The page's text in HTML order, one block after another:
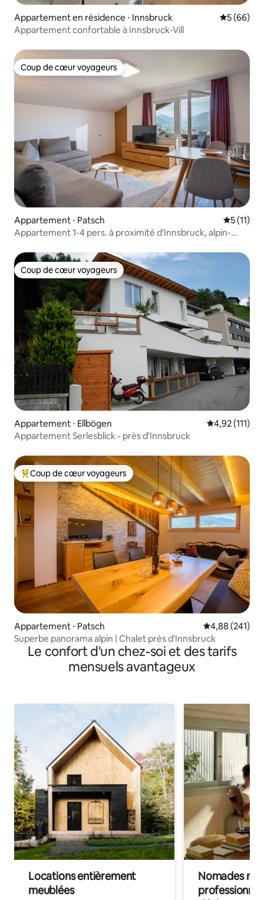
Appartement en résidence ⋅ Innsbruck
5 (66)
Appartement confortable à Innsbruck-Vill
Coup de cœur voyageurs
Coup de cœur voyageurs
Appartement ⋅ Patsch
5 (11)
Appartement 1-4 pers. à proximité d'Innsbruck, alpin-
Coup de cœur voyageurs
Coup de cœur voyageurs
Appartement ⋅ Ellbögen Évaluation
4,92 (111)
Appartement Serlesblick - près d'Innsbruck
Coups de cœur voyageurs les plus appréciés
Coup de cœur voyageurs
Appartement ⋅ Patsch Évaluation
4,88 (241)
Superbe panorama alpin | Chalet près d'Innsbruck
Le confort d'un chez-soi et des tarifs
mensuels avantageux
Locations entièrement
meublées
Nomades